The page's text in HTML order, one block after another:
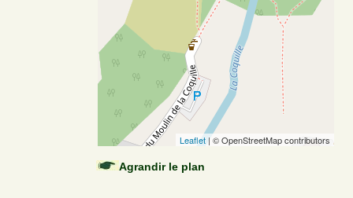
Leaflet | © OpenStreetMap contributors
Agrandir le plan